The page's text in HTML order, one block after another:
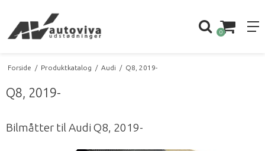
0
Forside / Produktkatalog / Audi / Q8, 2019-
Q8, 2019-
Bilmåtter til Audi Q8, 2019-